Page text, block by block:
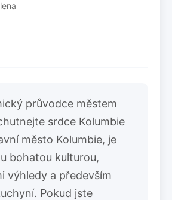
průvodce městem
srdce Kolumbie
město Kolumbie, je
bohatou kulturou,
výhledy a především
Pokud jste